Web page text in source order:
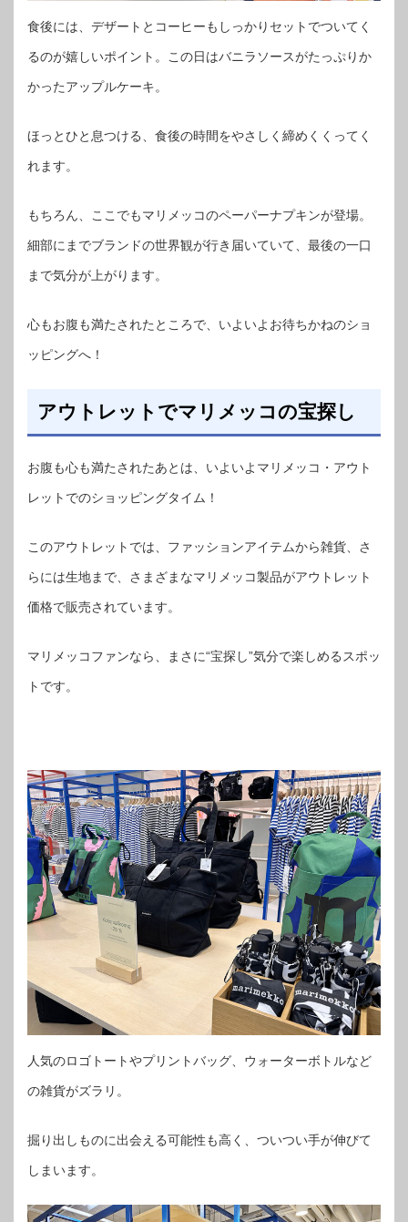
食後には、デザートとコーヒーもしっかりセットでついてく
るのが嬉しいポイント。この日はバニラソースがたっぷりか
かったアップルケーキ。
ほっとひと息つける、食後の時間をやさしく締めくくってく
れます。
もちろん、ここでもマリメッコのペーパーナプキンが登場。
細部にまでブランドの世界観が行き届いていて、最後の一口
まで気分が上がります。
心もお腹も満たされたところで、いよいよお待ちかねのショ
ッピングへ！
アウトレットでマリメッコの宝探し
お腹も心も満たされたあとは、いよいよマリメッコ・アウト
レットでのショッピングタイム！
このアウトレットでは、ファッションアイテムから雑貨、さ
らには生地まで、さまざまなマリメッコ製品がアウトレット
価格で販売されています。
マリメッコファンなら、まさに“宝探し”気分で楽しめるスポッ
トです。
人気のロゴトートやプリントバッグ、ウォーターボトルなど
の雑貨がズラリ。
掘り出しものに出会える可能性も高く、ついつい手が伸びて
しまいます。